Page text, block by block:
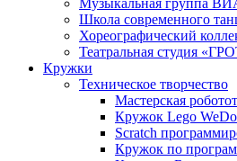
Музыкальная группа
Школа современного
Хореографический
Театральная студия
Кружки
Техническое творчество
Мастерская
Кружок Lego
Scratch
Кружок по